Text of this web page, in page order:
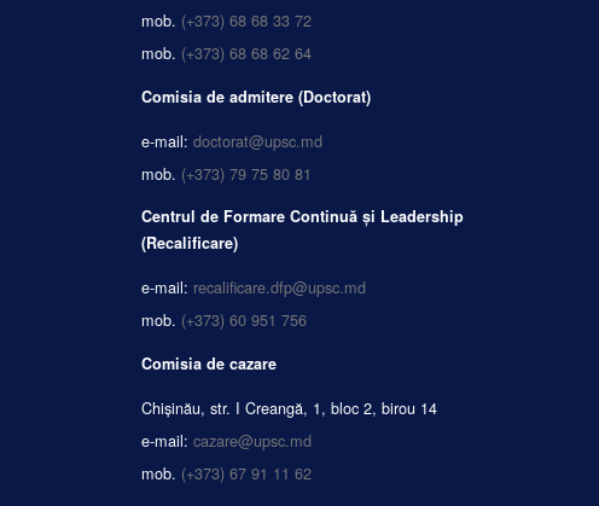
mob. (+373) 68 68 33 72
mob. (+373) 68 68 62 64
Comisia de admitere (Doctorat)
e-mail: doctorat@upsc.md
mob. (+373) 79 75 80 81
Centrul de Formare Continuă și Leadership
(Recalificare)
e-mail: recalificare.dfp@upsc.md
mob. (+373) 60 951 756
Comisia de cazare
Chișinău, str. I Creangă, 1, bloc 2, birou 14
e-mail: cazare@upsc.md
mob. (+373) 67 91 11 62